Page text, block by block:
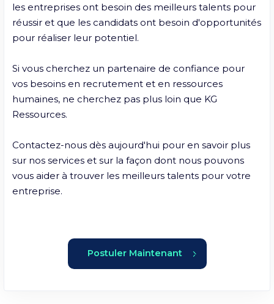
les entreprises ont besoin des meilleurs talents pour
réussir et que les candidats ont besoin d'opportunités
pour réaliser leur potentiel.
Si vous cherchez un partenaire de confiance pour
vos besoins en recrutement et en ressources
humaines, ne cherchez pas plus loin que KG
Ressources.
Contactez-nous dès aujourd'hui pour en savoir plus
sur nos services et sur la façon dont nous pouvons
vous aider à trouver les meilleurs talents pour votre
entreprise.
Postuler Maintenant